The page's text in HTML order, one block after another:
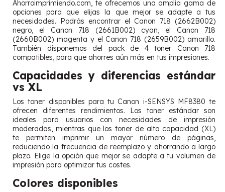
Ahorroimprimiendo.com, te ofrecemos una amplia gama de
opciones para que elijas la que mejor se adapte a tus
necesidades. Podrás encontrar el Canon 718 (2662B002)
negro, el Canon 718 (2661B002) cyan, el Canon 718
(2660B002) magenta y el Canon 718 (2659B002) amarillo.
También disponemos del pack de 4 toner Canon 718
compatibles, para que ahorres aún más en tus impresiones.
Capacidades y diferencias estándar
vs XL
Los toner disponibles para tu Canon i-SENSYS MF8380 te
ofrecen diferentes rendimientos. Los toner estándar son
ideales para usuarios con necesidades de impresión
moderadas, mientras que los toner de alta capacidad (XL)
te permiten imprimir un mayor número de páginas,
reduciendo la frecuencia de reemplazo y ahorrando a largo
plazo. Elige la opción que mejor se adapte a tu volumen de
impresión para optimizar tus costes.
Colores disponibles